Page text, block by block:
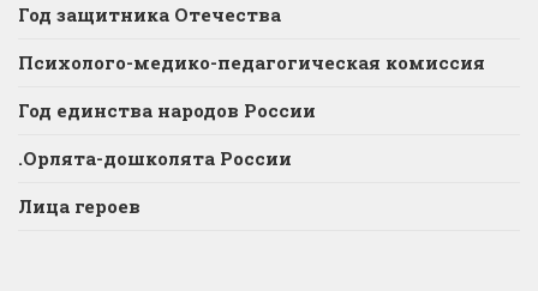
Год защитника Отечества
Психолого-медико-педагогическая комиссия
Год единства народов России
.Орлята-дошколята России
Лица героев